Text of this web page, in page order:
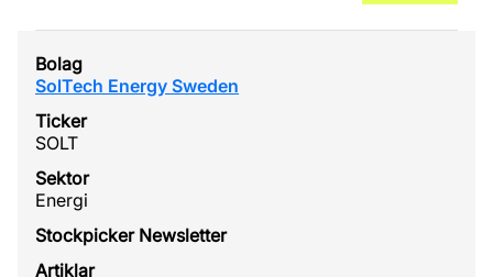
SolTech Energy Sweden
SOLT
Energi